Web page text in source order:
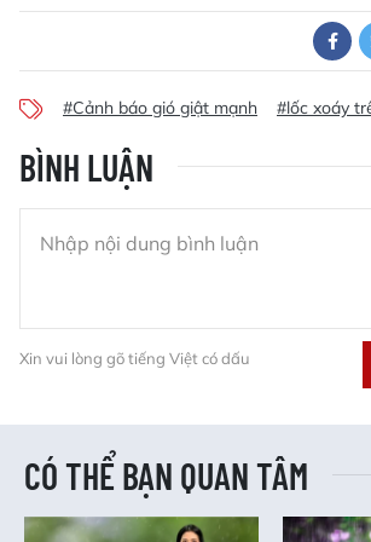
#Cảnh báo gió giật mạnh #lốc xoáy
BÌNH LUẬN
Xin vui lòng gõ tiếng Việt có dấu
CÓ THỂ BẠN QUAN TÂM